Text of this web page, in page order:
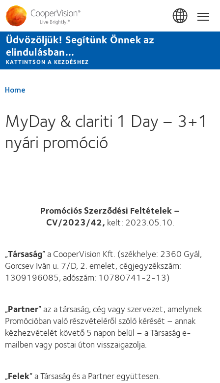
Ugrás
tartalomra
Üdvözöljük! Segítünk Önnek az
elindulásban...
KATTINTSON A KEZDÉSHEZ
Home
MyDay & clariti 1 Day – 3+1
nyári promóció
Promóciós Szerződési Feltételek –
CV/2023/42, kelt: 2023.05.10.
„Társaság” a CooperVision Kft. (székhelye: 2360 Gyál,
Gorcsev Iván u. 7/D, 2. emelet, cégjegyzékszám:
1309196085, adószám: 10780741-2-13)
„Partner” az a társaság, cég vagy szervezet, amelynek
Promócióban való részvételéről szóló kérését – annak
kézhezvételét követő 5 napon belül – a Társaság e-
mailben vagy postai úton visszaigazolja.
„Felek” a Társaság és a Partner együttesen.